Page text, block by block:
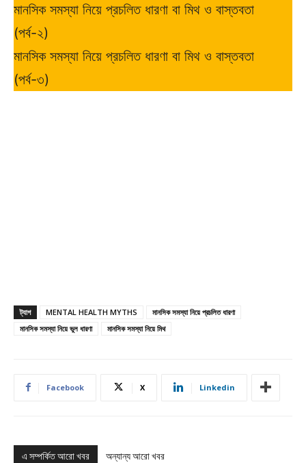
মানসিক সমস্যা নিয়ে প্রচলিত ধারণা বা মিথ ও বাস্তবতা
(পর্ব-২)
মানসিক সমস্যা নিয়ে প্রচলিত ধারণা বা মিথ ও বাস্তবতা
(পর্ব-৩)
ট্যাগ MENTAL HEALTH MYTHS
মানসিক সমস্যা নিয়ে প্রচলিত ধারণা
মানসিক সমস্যা নিয়ে ভুল ধারণা
মানসিক সমস্যা নিয়ে মিথ
Facebook X Linkedin
এ সম্পর্কিত আরো খবর অন্যান্য আরো খবর